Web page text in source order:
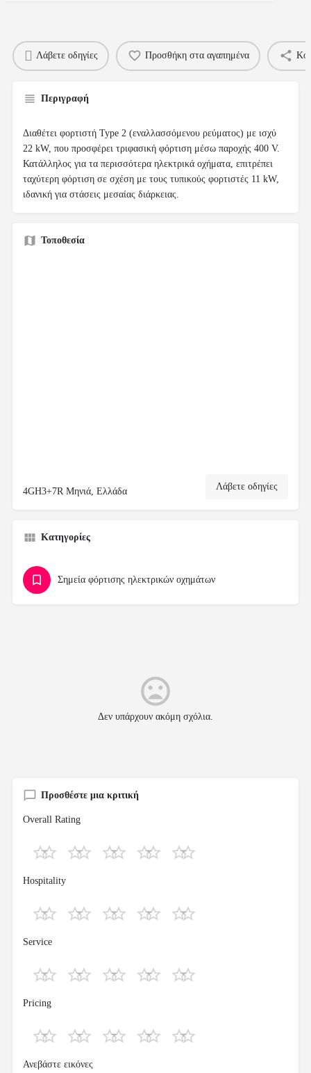
Λάβετε οδηγίες Προσθήκη στα αγαπημένα
Περιγραφή
Διαθέτει φορτιστή Type 2 (εναλλασσόμενου ρεύματος) με ισχύ
22 kW, που προσφέρει τριφασική φόρτιση μέσω παροχής 400 V.
Κατάλληλος για τα περισσότερα ηλεκτρικά οχήματα, επιτρέπει
ταχύτερη φόρτιση σε σχέση με τους τυπικούς φορτιστές 11 kW,
ιδανική για στάσεις μεσαίας διάρκειας.
Τοποθεσία
4GH3+7R Μηνιά, Ελλάδα Λάβετε οδηγίες
Κατηγορίες
Σημεία φόρτισης ηλεκτρικών οχημάτων
Δεν υπάρχουν ακόμη σχόλια.
Προσθέστε μια κριτική
Overall Rating
Hospitality
Service
Pricing
Ανεβάστε εικόνες